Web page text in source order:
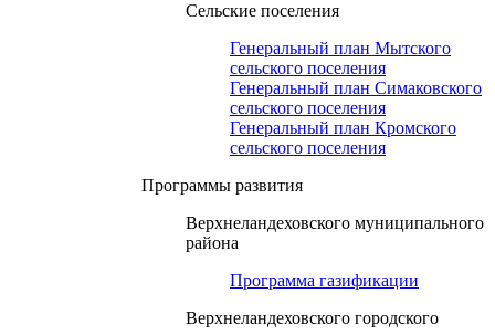
Сельские поселения
Генеральный план Мытского
сельского поселения
Генеральный план Симаковского
сельского поселения
Генеральный план Кромского
сельского поселения
Программы развития
Верхнеландеховского муниципального
района
Программа газификации
Верхнеландеховского городского